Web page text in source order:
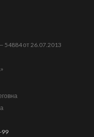
от 26.07.2013
99